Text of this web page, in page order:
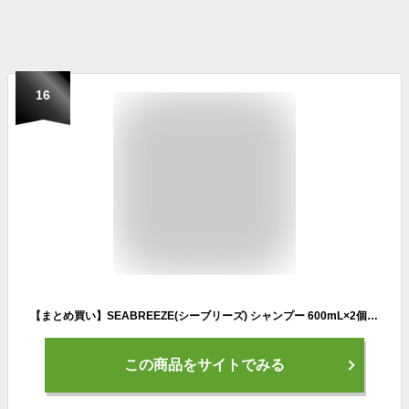
16
【まとめ買い】SEABREEZE(シーブリーズ) シャンプー 600mL×2個+ おまけ さらさら 汗 メンズ レディース べたつき 汗 汚れ すっきり リフレッシュ
この商品をサイトでみる